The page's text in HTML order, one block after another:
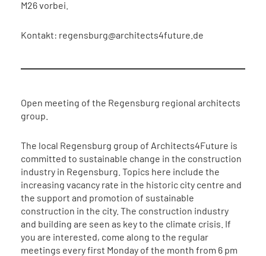
M26 vorbei.
Kontakt: regensburg@architects4future.de
Open meeting of the Regensburg regional architects
group.
The local Regensburg group of Architects4Future is
committed to sustainable change in the construction
industry in Regensburg. Topics here include the
increasing vacancy rate in the historic city centre and
the support and promotion of sustainable
construction in the city. The construction industry
and building are seen as key to the climate crisis. If
you are interested, come along to the regular
meetings every first Monday of the month from 6 pm